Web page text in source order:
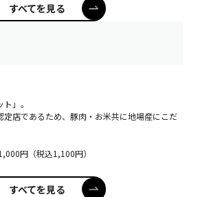
すべてを見る
」。
定店であるため、豚肉・お米共に地場産にこだ
円（税込1,100円）
すべてを見る